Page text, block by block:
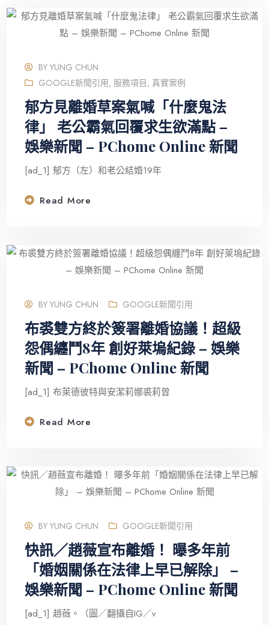
BYYUNG CHUN
GOOGLE新聞引用, 服務項目, 真實案例
郁方見離婚草案氣喊「什麼鬼法
律」 老公霸氣回覆求生欲滿點 –
娛樂新聞 – PChome Online 新聞
[ad_1] 郁方（左）和老公結婚19年
Read More
BYYUNG CHUN GOOGLE新聞引用
布裘雙方終於簽署離婚協議！超級
怨偶纏鬥8年 創好萊塢紀錄 – 娛樂
新聞 – PChome Online 新聞
[ad_1] 布萊德彼特與安潔莉娜裘莉曾
Read More
BYYUNG CHUN GOOGLE新聞引用
快訊／趙薇宣布離婚！ 曝多年前
「婚姻關係在法律上早已解除」 –
娛樂新聞 – PChome Online 新聞
[ad_1] 趙薇。（圖／翻攝自IG／v